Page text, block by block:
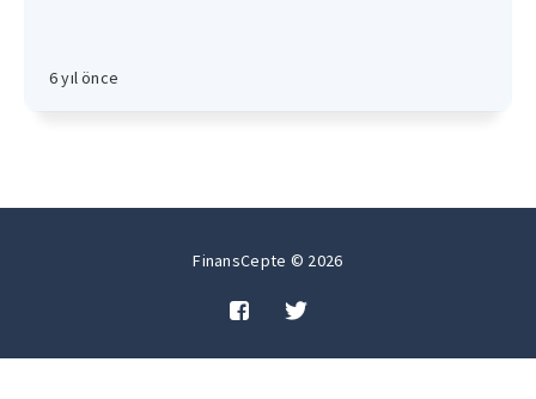
6 yıl önce
FinansCepte © 2026